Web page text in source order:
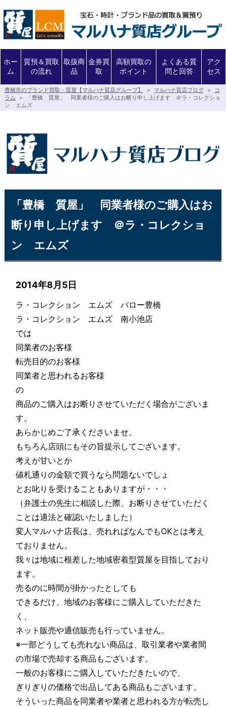
ホー
ム
質預＆買取
の流れ
取扱商
品
金券買
取
高額買取の
ポイント
よくある質
問と回答
アク
セス
豊橋市のブランド買取・質屋【マルハナ質店グループ】 > マルハナ質店ブログ >
コ
ラム
>
「豊橋 質屋」 同業者様のご購入はお断り申し上げます ＠ラ・コレクショ
ン エムズ
「豊橋 質屋」 同業者様のご購入はお
断り申し上げます ＠ラ・コレクショ
ン エムズ
2014年8月5日
ラ・コレクション エムズ バロー豊橋
ラ・コレクション エムズ 南小池店
では
同業者のお客様
転売目的のお客様
同業者と思われるお客様
の
商品のご購入はお断りさせていただく場合がございま
す。
あらかじめご了承くださいませ。
もちろん店頭にもその旨提示してございます。
考えが甘いとか
値札通りの金額で買うなら問題ないでしょ
とお叱りを受けることもありますが・・・
（弁護士の先生に相談した際、お断りさせていただく
ことは適法と確認いたしました）
変人マルハナ店長は、売れればなんでもOKとは考え
ておりません。
我々は地域に根差した地域密着型質屋を目指しており
ます。
売るのに時間が掛かったとしても
できるだけ、地域のお客様にご購入していただきた
く、
ネット販売や通信販売も行っていません。
※一部どうしても売れない商品は、取引業者や業者間
の市場で売却する商品もございます。
一般のお客様にご購入していただきたいので、
ぎりぎりの価格で出品してある商品もございます。
そういった商品を同業者や業者と思われる方が転売し